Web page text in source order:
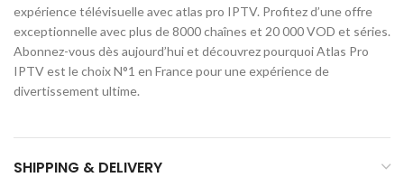
expérience télévisuelle avec atlas pro IPTV. Profitez d’une offre
exceptionnelle avec plus de 8000 chaînes et 20 000 VOD et séries.
Abonnez-vous dès aujourd’hui et découvrez pourquoi Atlas Pro
IPTV est le choix N°1 en France pour une expérience de
divertissement ultime.
SHIPPING & DELIVERY